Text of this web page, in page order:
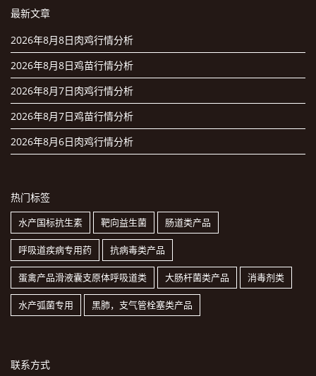
最新文章
2026年8月8日肉鸡行情分析
2026年8月8日鸡苗行情分析
2026年8月7日肉鸡行情分析
2026年8月7日鸡苗行情分析
2026年8月6日肉鸡行情分析
热门标签
水产国标抗生素 靶向益生菌 肠道类产品
呼吸道疾病专用药 抗病毒类产品
蛋禽产品滑液囊支原体呼吸道类 大肠杆菌类产品 消毒剂类
水产弧菌专用 黑肺，支气管栓塞类产品
联系方式